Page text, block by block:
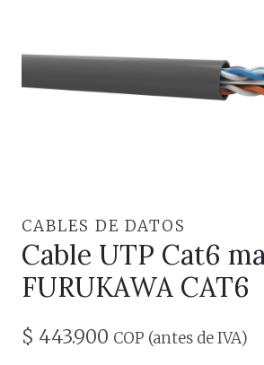
CABLES DE DATOS
Cable UTP Cat6
FURUKAWA CAT6
$ 443.900 COP (antes de IVA)